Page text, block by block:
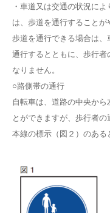
・車道又は交通の状況に
は、歩道を通行すること
歩道を通行できる場合は
通行するとともに、歩行
なりません。
○路側帯の通行
自転車は、道路の中央か
とができますが、歩行者
本線の標示（図２）のある